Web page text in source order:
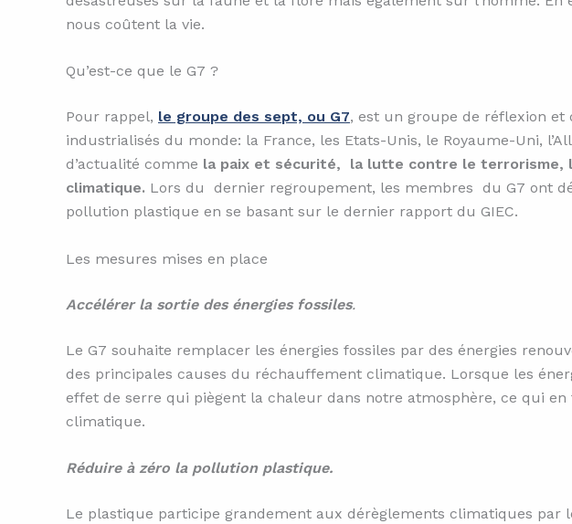
nous coûtent la vie.
Qu’est-ce que le G7 ?
Pour rappel, le groupe des sept, ou G7, est un groupe de réflexion
industrialisés du monde: la France, les Etats-Unis, le Royaume-Uni,
d’actualité comme la paix et sécurité, la lutte contre le terrorisme,
climatique. Lors du dernier regroupement, les membres du G7 ont
pollution plastique en se basant sur le dernier rapport du GIEC.
Les mesures mises en place
Accélérer la sortie des énergies fossiles.
Le G7 souhaite remplacer les énergies fossiles par des énergies
des principales causes du réchauffement climatique. Lorsque les
effet de serre qui piègent la chaleur dans notre atmosphère, ce qui
climatique.
Réduire à zéro la pollution plastique.
Le plastique participe grandement aux dérèglements climatiques par